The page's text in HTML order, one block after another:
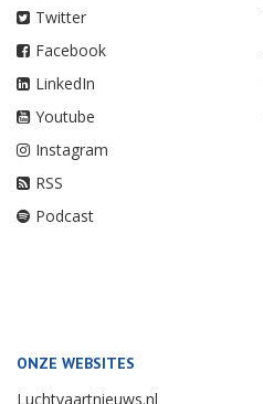
Twitter
Facebook
LinkedIn
Youtube
Instagram
RSS
Podcast
ONZE WEBSITES
Luchtvaartnieuws.nl